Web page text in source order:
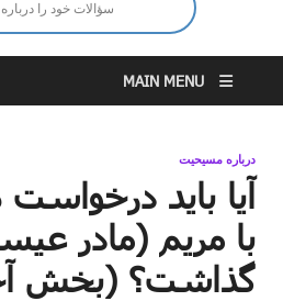
MAIN MENU
درباره مسیحیت
آیا باید
با مریم (مادر
گذاشت؟ (بخش